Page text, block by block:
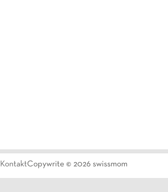
KontaktCopywrite © 2026 swissmom